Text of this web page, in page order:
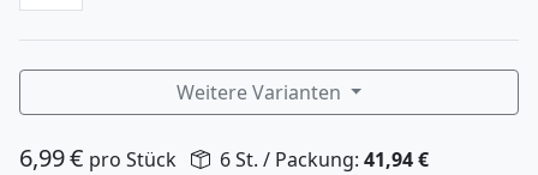
Weitere Varianten
6,99€ pro Stück 6 St. / Packung: 41,94€